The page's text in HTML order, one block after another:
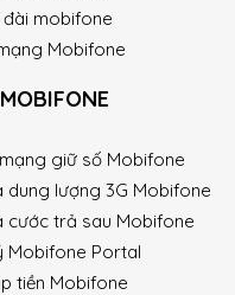
đài mobifone
Mobifone
giữ số Mobifone
dung lượng 3G Mobifone
cước trả sau Mobifone
Mobifone Portal
tiền Mobifone